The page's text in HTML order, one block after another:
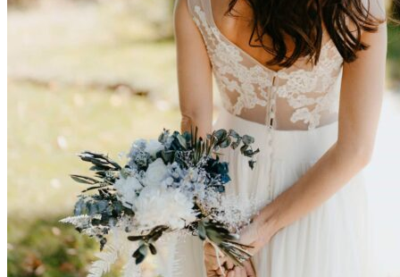
Couronnes murales
A propos
La créatrice
Avis Clients
Contactez-nous
Questions pratiques
Les fleurs séchées françaises
Qu’est-ce que la fleur stabilisée ?
Quand commander son accessoire ?
Comment conserver son accessoire ?